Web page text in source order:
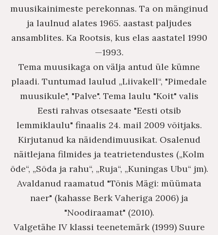
muusikainimeste perekonnas. Ta on mänginud
ja laulnud alates 1965. aastast paljudes
ansamblites. Ka Rootsis, kus elas aastatel 1990
—1993.
Tema muusikaga on välja antud üle kümne
plaadi. Tuntumad laulud „Liivakell“, "Pimedale
muusikule", "Palve". Tema laulu "Koit" valis
Eesti rahvas otsesaate "Eesti otsib
lemmiklaulu" finaalis 24. mail 2009 võitjaks.
Kirjutanud ka näidendimuusikat. Osalenud
näitlejana filmides ja teatrietendustes („Kolm
õde“, „Sõda ja rahu“, „Ruja“, „Kuningas Ubu“ jm).
Avaldanud raamatud "Tõnis Mägi: müümata
naer" (kahasse Berk Vaheriga 2006) ja
"Noodiraamat" (2010).
Valgetähe IV klassi teenetemärk (1999) Suure